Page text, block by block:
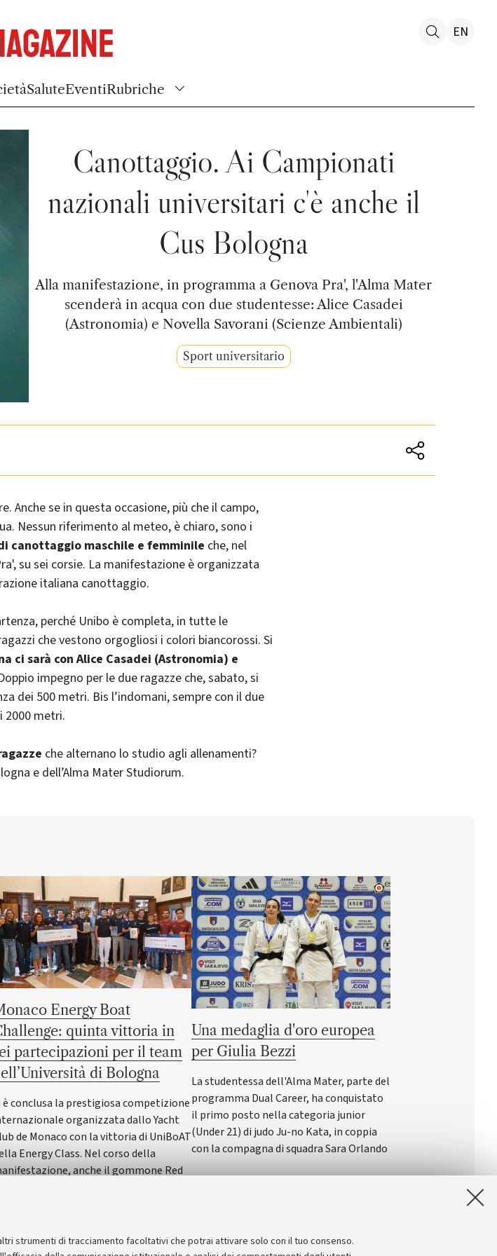
strumenti di tracciamento facoltativi che potrai attivare solo con il tuo consenso.
SaluteEventiRubriche
EN
Canottaggio. Ai Campionati
nazionali universitari c'è anche il
Cus Bologna
Alla manifestazione, in programma a Genova Pra', l'Alma Mater
scenderà in acqua con due studentesse: Alice Casadei
(Astronomia) e Novella Savorani (Scienze Ambientali)
Sport universitario
Anche se in questa occasione, più che il campo,
Nessun riferimento al meteo, è chiaro, sono i
canottaggio maschile e femminile che, nel
su sei corsie. La manifestazione è organizzata
italiana canottaggio.
perché Unibo è completa, in tutte le
che vestono orgogliosi i colori biancorossi. Si
ci sarà con Alice Casadei (Astronomia) e
impegno per le due ragazze che, sabato, si
dei 500 metri. Bis l’indomani, sempre con il due
2000 metri.
che alternano lo studio agli allenamenti?
e dell’Alma Mater Studiorum.
Energy Boat
quinta vittoria in
partecipazioni per il team
di Bologna
è conclusa la prestigiosa competizione
organizzata dallo Yacht
de Monaco con la vittoria di UniBoAT
Energy Class. Nel corso della
anche il gommone Red
Una medaglia d'oro europea
per Giulia Bezzi
La studentessa dell'Alma Mater, parte del
programma Dual Career, ha conquistato
il primo posto nella categoria junior
(Under 21) di judo Ju-no Kata, in coppia
con la compagna di squadra Sara Orlando